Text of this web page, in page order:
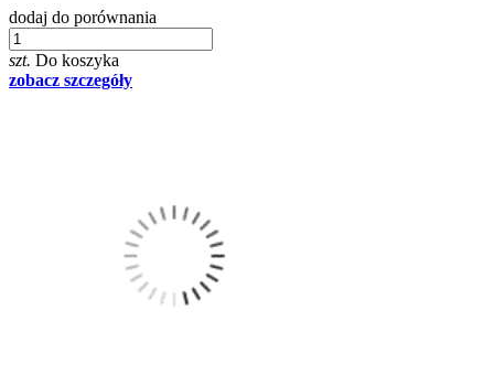
dodaj do porównania
szt. Do koszyka
zobacz szczegóły